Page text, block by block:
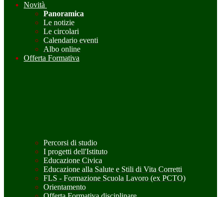
Novità
Panoramica
Le notizie
Le circolari
Calendario eventi
Albo online
Offerta Formativa
Percorsi di studio
I progetti dell'Istituto
Educazione Civica
Educazione alla Salute e Stili di Vita Corretti
FLS - Formazione Scuola Lavoro (ex PCTO)
Orientamento